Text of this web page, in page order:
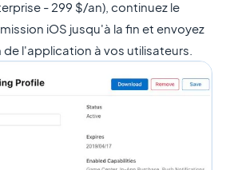
- 299 $/an), continuez le
iOS jusqu'à la fin et envoyez
de l'application à vos utilisateurs.